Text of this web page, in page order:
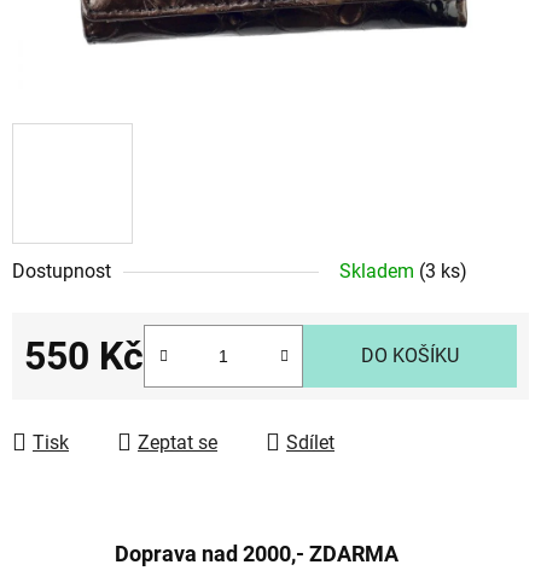
Dostupnost Skladem (3 ks)
550 Kč DO KOŠÍKU
Tisk Zeptat se Sdílet
Doprava nad 2000,- ZDARMA